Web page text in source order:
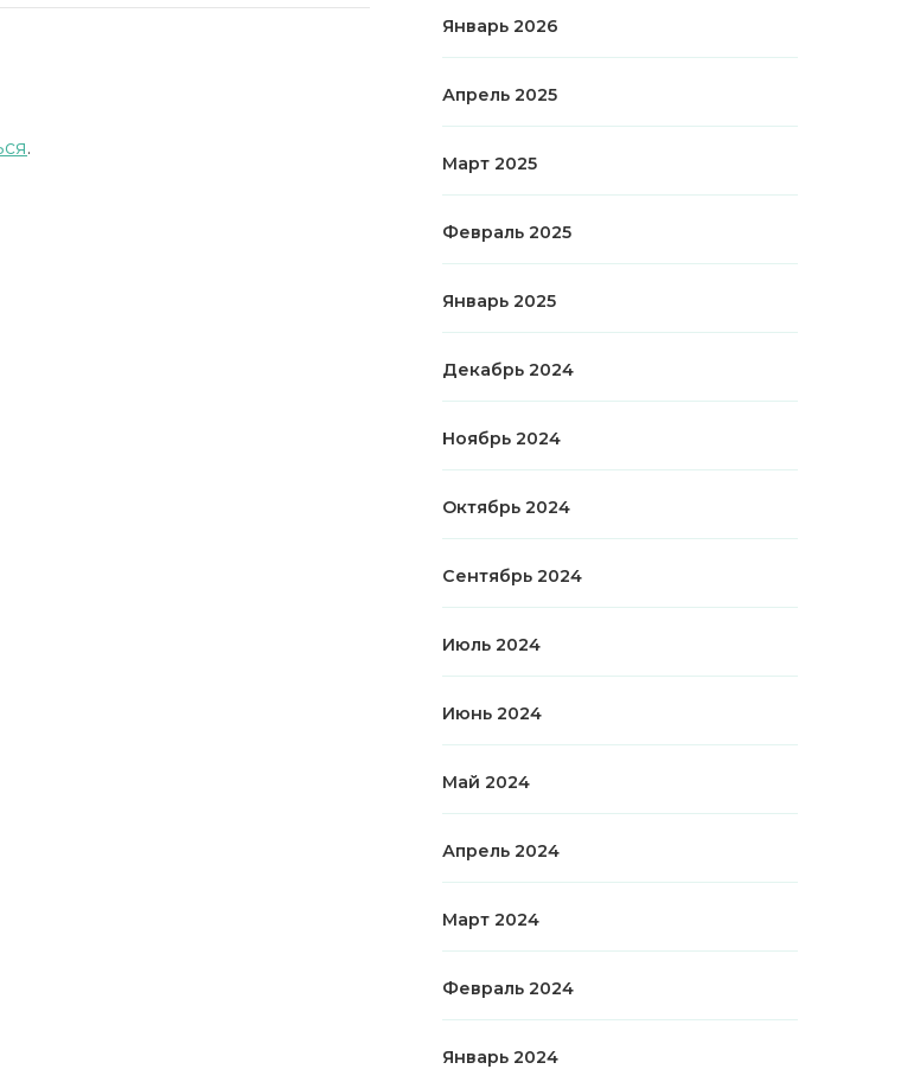
.
Январь 2026
Апрель 2025
Март 2025
Февраль 2025
Январь 2025
Декабрь 2024
Ноябрь 2024
Октябрь 2024
Сентябрь 2024
Июль 2024
Июнь 2024
Май 2024
Апрель 2024
Март 2024
Февраль 2024
Январь 2024